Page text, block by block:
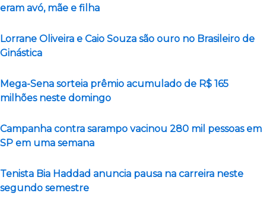
eram avó, mãe e filha
Lorrane Oliveira e Caio Souza são ouro no Brasileiro de
Ginástica
Mega-Sena sorteia prêmio acumulado de R$ 165
milhões neste domingo
Campanha contra sarampo vacinou 280 mil pessoas em
SP em uma semana
Tenista Bia Haddad anuncia pausa na carreira neste
segundo semestre